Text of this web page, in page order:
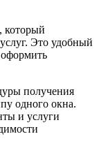
Это удобный
получения
одного окна.
и услуги